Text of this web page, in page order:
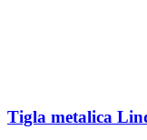
Tigla metalica